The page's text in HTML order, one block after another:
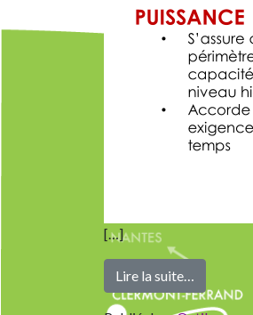
[…]
Lire la suite… from